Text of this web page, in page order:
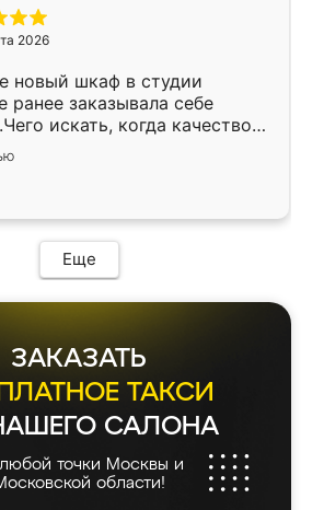
2026
новый шкаф в студии
ранее заказывала себе
искать, когда качеством
Служит кухня уже почти
нет.
Еще
ЗАКАЗАТЬ
ТАКСИ
САЛОНА
точки Москвы и
области!